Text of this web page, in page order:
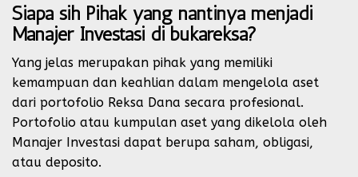
Siapa sih Pihak yang nantinya menjadi
Manajer Investasi di bukareksa?
Yang jelas merupakan pihak yang memiliki
kemampuan dan keahlian dalam mengelola aset
dari portofolio Reksa Dana secara profesional.
Portofolio atau kumpulan aset yang dikelola oleh
Manajer Investasi dapat berupa saham, obligasi,
atau deposito.